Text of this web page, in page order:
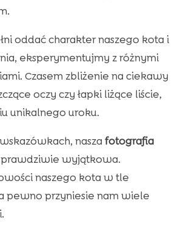
oddać charakter naszego kota i
eksperymentujmy z różnymi
Czasem zbliżenie na ciekawy
oczy czy łapki liżące liście,
unikalnego uroku.
nasza fotografia
wyjątkowa.
naszego kota w tle
pewno przyniesie nam wiele